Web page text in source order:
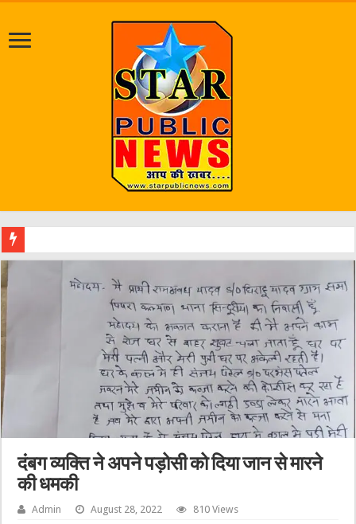
दंबग व्यक्ति ने अपने पड़ोसी को दिया जान से मारने
की धमकी
Admin August 28, 2022 810 Views